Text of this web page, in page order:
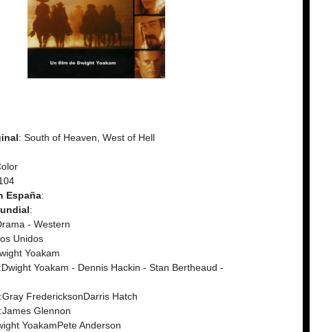
: South of Heaven, West of Hell
España:
:
- Western
Unidos
Yoakam
:Dwight Yoakam - Dennis Hackin - Stan Bertheaud -
:Gray FredericksonDarris Hatch
:James Glennon
YoakamPete Anderson